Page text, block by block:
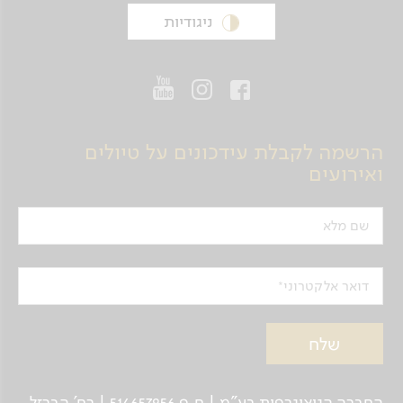
ניגודיות
הרשמה לקבלת עידכונים על טיולים
ואירועים
שם מלא
דואר אלקטרוני